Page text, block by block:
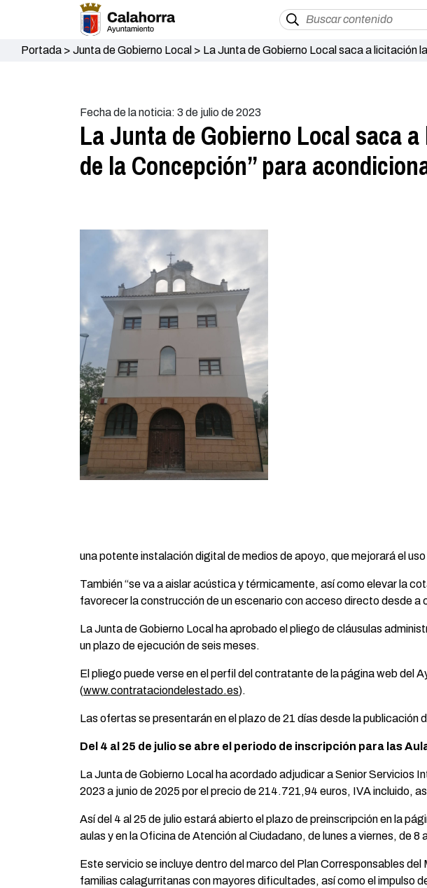
Portada> Junta de Gobierno Local > La Junta de Gobierno Local saca a licitación
Fecha de la noticia: 3 de julio de 2023
La Junta de Gobierno Local saca
de la Concepción” para
una potente instalación digital de medios de apoyo, que mejorará el
También “se va a aislar acústica y térmicamente, así como elevar la
favorecer la construcción de un escenario con acceso directo desde a
La Junta de Gobierno Local ha aprobado el pliego de cláusulas
un plazo de ejecución de seis meses.
El pliego puede verse en el perfil del contratante de la página web del
(www.contrataciondelestado.es).
Las ofertas se presentarán en el plazo de 21 días desde la publicación
Del 4 al 25 de julio se abre el periodo de inscripción para las
La Junta de Gobierno Local ha acordado adjudicar a Senior Servicios
2023 a junio de 2025 por el precio de 214.721,94 euros, IVA incluido,
Así del 4 al 25 de julio estará abierto el plazo de preinscripción en la
aulas y en la Oficina de Atención al Ciudadano, de lunes a viernes, de 8
Este servicio se incluye dentro del marco del Plan Corresponsables
familias calagurritanas con mayores dificultades, así como el impulso